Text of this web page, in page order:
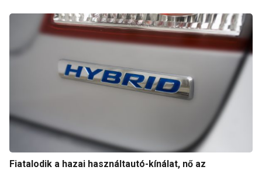
Fiatalodik a hazai használtautó-kínálat, nő az